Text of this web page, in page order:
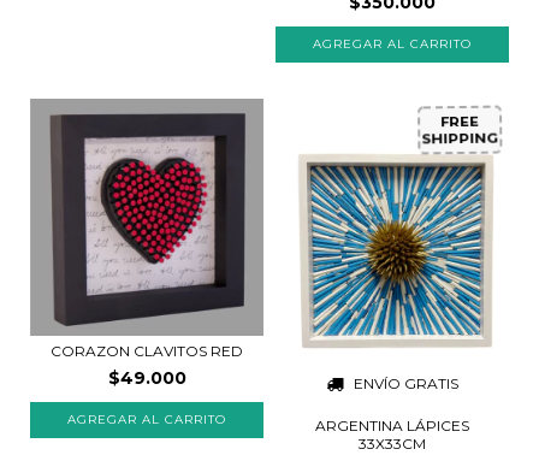
CORAZON CLAVITOS RED
$49.000
AGREGAR AL CARRITO
ENVÍO GRATIS
FREE
SHIPPING
ARGENTINA LÁPICES
33X33CM